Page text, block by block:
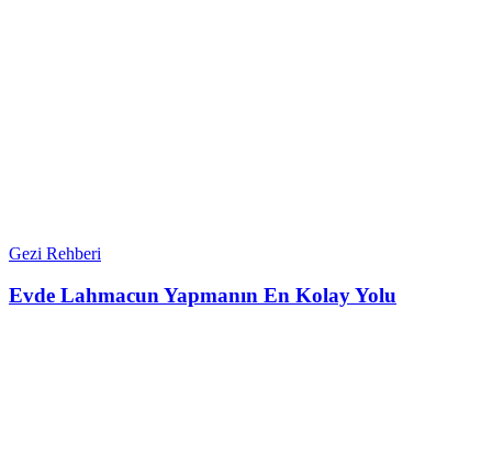
Gezi Rehberi
Evde Lahmacun Yapmanın En Kolay Yolu